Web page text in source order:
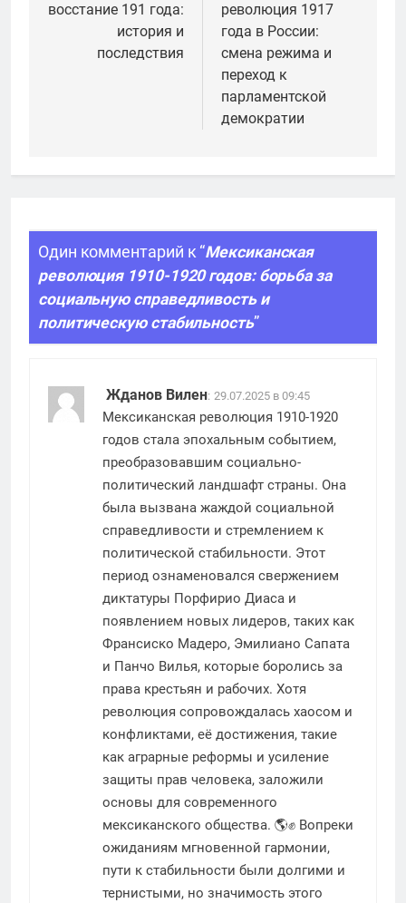
записям
восстание 191 года:
история и
последствия
революция 1917
года в России:
смена режима и
переход к
парламентской
демократии
Один комментарий к “Мексиканская
революция 1910-1920 годов: борьба за
социальную справедливость и
политическую стабильность”
Жданов Вилен: 29.07.2025 в 09:45
Мексиканская революция 1910-1920
годов стала эпохальным событием,
преобразовавшим социально-
политический ландшафт страны. Она
была вызвана жаждой социальной
справедливости и стремлением к
политической стабильности. Этот
период ознаменовался свержением
диктатуры Порфирио Диаса и
появлением новых лидеров, таких как
Франсиско Мадеро, Эмилиано Сапата
и Панчо Вилья, которые боролись за
права крестьян и рабочих. Хотя
революция сопровождалась хаосом и
конфликтами, её достижения, такие
как аграрные реформы и усиление
защиты прав человека, заложили
основы для современного
мексиканского общества. 🌎✊ Вопреки
ожиданиям мгновенной гармонии,
пути к стабильности были долгими и
тернистыми, но значимость этого